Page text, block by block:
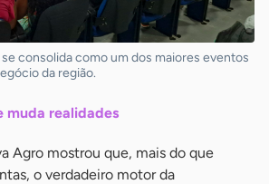
consolida como um dos maiores eventos
da região.
muda realidades
Agro mostrou que, mais do que
o verdadeiro motor da